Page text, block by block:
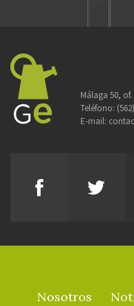
Málaga 50,
Teléfono:
E-mail:
Nosotros